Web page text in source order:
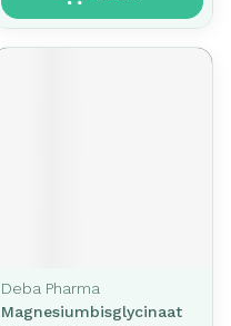
Deba Pharma
Magnesiumbisglycinaat